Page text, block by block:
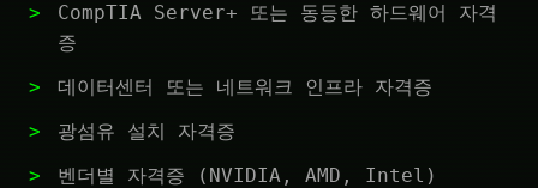
CompTIA Server+ 또는 동등한 하드웨어 자격
증
데이터센터 또는 네트워크 인프라 자격증
광섬유 설치 자격증
벤더별 자격증 (NVIDIA, AMD, Intel)